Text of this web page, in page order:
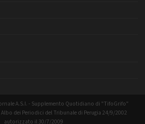
A.S.I. - Supplemento Quotidiano di "TifoGrifo"
Albo dei Periodici del Tribunale di Perugia 24/9/2002
autorizzato il 30/7/2009